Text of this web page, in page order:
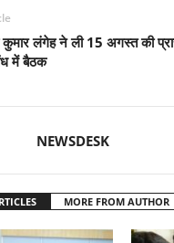
लंगेह ने ली 15 अगस्त की
में बैठक
NEWSDESK
MORE FROM AUTHOR